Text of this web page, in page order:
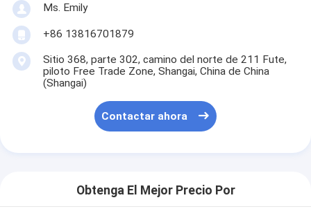
Ms. Emily
+86 13816701879
Sitio 368, parte 302, camino del norte de 211 Fute,
piloto Free Trade Zone, Shangai, China de China
(Shangai)
Contactar ahora
Obtenga El Mejor Precio Por